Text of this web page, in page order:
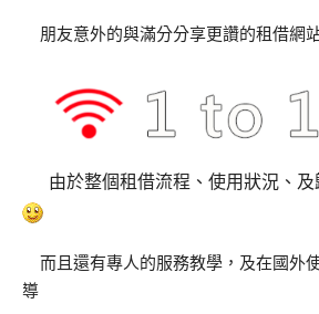
朋友意外的與滿分分享更讚的租借網
由於整個租借流程、使用狀況、
而且還有專人的服務教學，及在國外
導